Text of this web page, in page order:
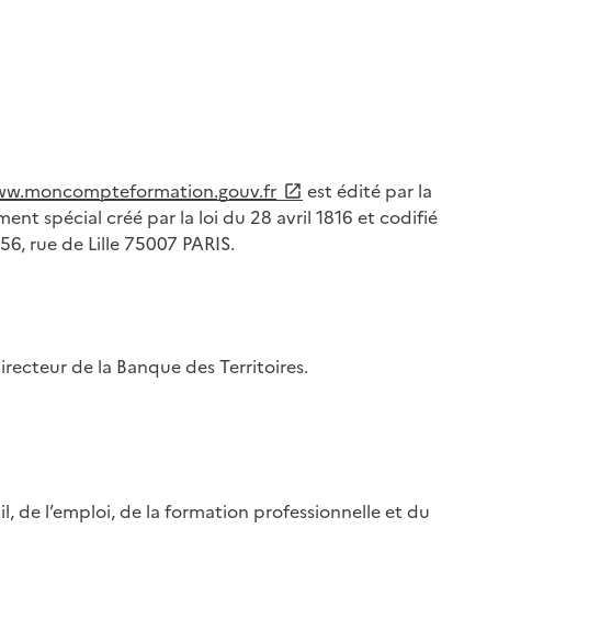
est édité par la
spécial créé par la loi du 28 avril 1816 et codifié
rue de Lille 75007 PARIS.
de la Banque des Territoires.
de l’emploi, de la formation professionnelle et du